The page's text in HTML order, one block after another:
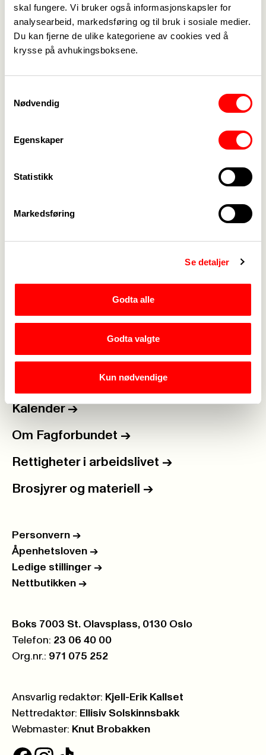
skal fungere. Vi bruker også informasjonskapsler for
analysearbeid, markedsføring og til bruk i sosiale medier.
Du kan fjerne de ulike kategoriene av cookies ved å
krysse på avhukingsboksene.
Nødvendig
Egenskaper
Statistikk
Markedsføring
Se detaljer
Godta alle
Godta valgte
Kun nødvendige
928 69 175
Marianne Bratsveen
Marianne.bratsveen@fagforbundet.no
996 46 836
902 59 714
Delta
Fasgforbundet Viken, Fagforbundet Vestfold og
Kontakt oss ->
->
Kalender ->
Om Fagforbundet ->
Rettigheter i arbeidslivet ->
Brosjyrer og materiell ->
Personvern ->
Åpenhetsloven ->
Ledige stillinger ->
Nettbutikken ->
Postboks:
Boks 7003 St. Olavsplass, 0130 Oslo
Telefon: 23 06 40 00
Org.nr.: 971 075 252
Ansvarlig redaktør: Kjell-Erik Kallset
Nettredaktør: Ellisiv Solskinnsbakk
Webmaster: Knut Brobakken